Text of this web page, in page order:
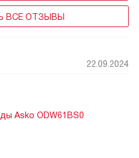
ВСЕ ОТЗЫВЫ
22.09.2024
Asko ODW61BS0